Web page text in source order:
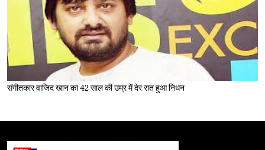
संगीतकार वाजिद खान का 42 साल की उम्र में देर रात हुआ निधन